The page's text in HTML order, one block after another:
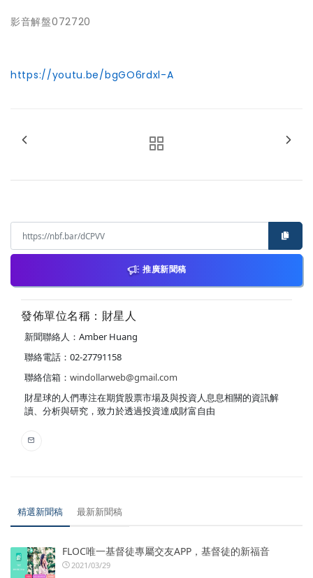
影音解盤072720
https://youtu.be/bgGO6rdxl-A
推廣新聞稿
發佈單位名稱：財星人
新聞聯絡人：Amber Huang
聯絡電話：02-27791158
聯絡信箱： windollarweb@gmail.com
財星球的人們專注在期貨股票市場及與投資人息息相關的資訊解
讀、分析與研究，致力於透過投資達成財富自由
精選新聞稿 最新新聞稿
FLOC唯一基督徒專屬交友APP，基督徒的新福音
2021/03/29